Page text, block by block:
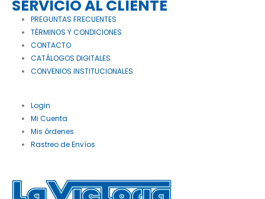
SERVICIO AL CLIENTE
PREGUNTAS FRECUENTES
TÉRMINOS Y CONDICIONES
CONTACTO
CATÁLOGOS DIGITALES
CONVENIOS INSTITUCIONALES
Login
Mi Cuenta
Mis órdenes
Rastreo de Envíos